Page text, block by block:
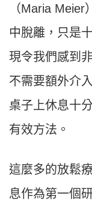
（Maria Meier
中脫離，只是
現令我們感到
不需要額外介
桌子上休息十
有效方法。
這麼多的放鬆
息作為第一個